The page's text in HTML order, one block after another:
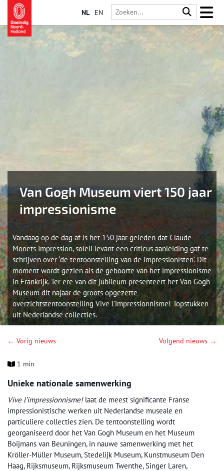
NL EN
Van Gogh Museum viert 150 jaar
impressionisme
Vandaag op de dag af is het 150 jaar geleden dat Claude
Monets Impression, soleil levant een criticus aanleiding gaf te
schrijven over ‘de tentoonstelling van de impressionisten’. Dit
moment wordt gezien als de geboorte van het impressionisme
in Frankrijk. Ter ere van dit jubileum presenteert het Van Gogh
Museum dit najaar de groots opgezette
overzichtstentoonstelling Vive l’impressionnisme! Topstukken
uit Nederlandse collecties.
← Vorig nieuws Volgend nieuws →
1 min
Unieke nationale samenwerking
Vive l’impressionnisme!laat de meest significante Franse
impressionistische werken uit Nederlandse museale en
particuliere collecties zien. De tentoonstelling wordt
georganiseerd door het Van Gogh Museum en het Museum
Boijmans van Beuningen, in nauwe samenwerking met het
Kröller-Müller Museum, Stedelijk Museum, Kunstmuseum Den
Haag, Rijksmuseum, Rijksmuseum Twenthe, Singer Laren,